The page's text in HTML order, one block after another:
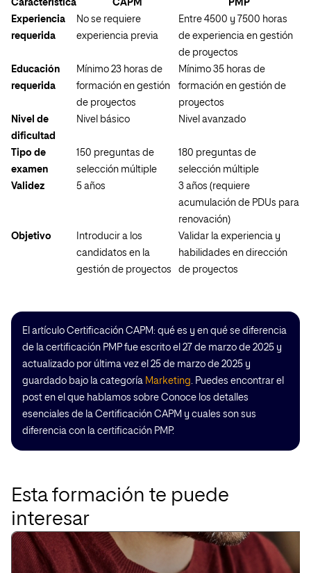
Característica CAPM
PMP
Experiencia
requerida
No se requiere
experiencia previa
Entre 4500 y 7500 horas
de experiencia en gestión
de proyectos
Educación
requerida
Mínimo 23 horas de
formación en gestión
de proyectos
Mínimo 35 horas de
formación en gestión de
proyectos
Nivel de
dificultad
Nivel básico Nivel avanzado
Tipo de
examen
150 preguntas de
selección múltiple
180 preguntas de
selección múltiple
Validez
5 años
3 años (requiere
acumulación de PDUs para
renovación)
Objetivo
Introducir a los
candidatos en la
gestión de proyectos
Validar la experiencia y
habilidades en dirección
de proyectos
El artículo Certificación CAPM: qué es y en qué se diferencia
de la certificación PMP fue escrito el 27 de marzo de 2025 y
actualizado por última vez el 25 de marzo de 2025 y
guardado bajo la categoría Marketing. Puedes encontrar el
post en el que hablamos sobre Conoce los detalles
esenciales de la Certificación CAPM y cuales son sus
diferencia con la certificación PMP.
Esta formación te puede
interesar